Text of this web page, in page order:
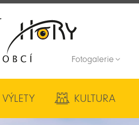
Fotogalerie
VÝLETY KULTURA